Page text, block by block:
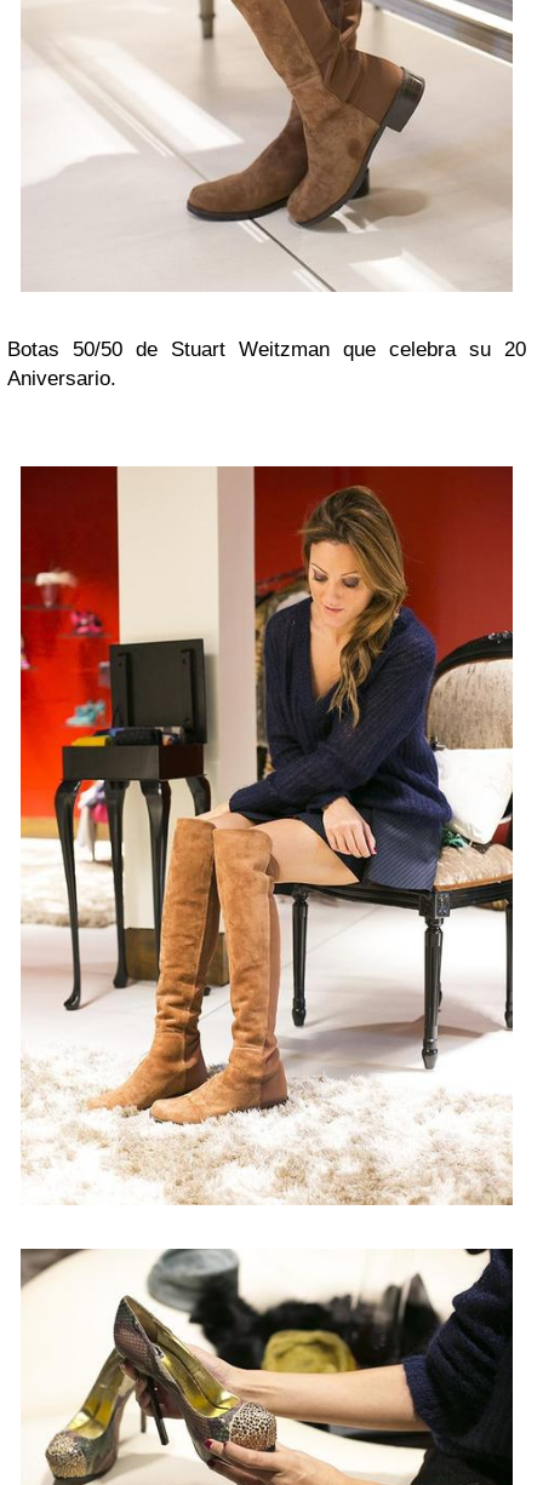
Botas 50/50 de Stuart Weitzman que celebra su 20
Aniversario.